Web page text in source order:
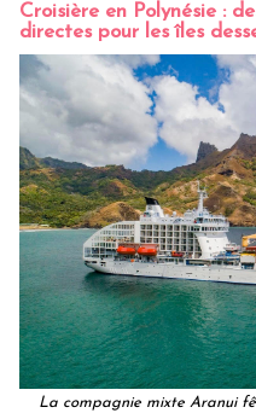
Croisière en Polynésie :
directes pour les îles
La compagnie mixte Aranui